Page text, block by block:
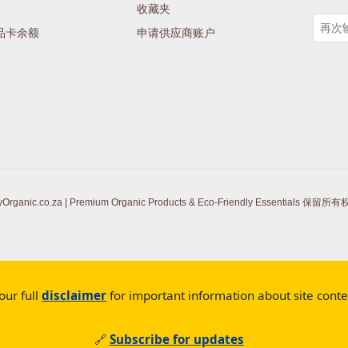
卡余额
收藏夹
申请供应商账户
| Premium Organic Products & Eco-Friendly Essentials 保留所有
full disclaimer for important information about site
🔗 Subscribe for updates